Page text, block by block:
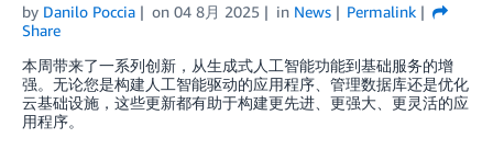
by Danilo Poccia on 04 8月 2025 in News
Permalink
Share
本周带来了一系列创新，从生成式人工智能功能到基础服务的增
强。无论您是构建人工智能驱动的应用程序、管理数据库还是优化
云基础设施，这些更新都有助于构建更先进、更强大、更灵活的应
用程序。